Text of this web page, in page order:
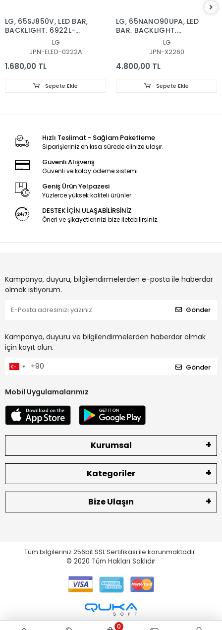
LG, 65SJ850V, LED BAR,
BACKLIGHT, 6922L-
0222A, 6916L2879A,
6916L2873A, 65'' V17
AS1 2879, 2873
LG
JPN-ELED-0222A
1.680,00 TL
Sepete Ekle
LG, 65NANO90UPA, LED
BAR, BACKLIGHT,
LG
JPN-X2260
4.800,00 TL
Sepete Ekle
Hızlı Teslimat - Sağlam Paketleme
Siparişleriniz en kısa sürede elinize ulaşır.
Güvenli Alışveriş
Güvenli ve kolay ödeme sistemi
Geniş Ürün Yelpazesi
Yüzlerce yüksek kaliteli ürünler
DESTEK İÇİN ULAŞABİLİRSİNİZ
Öneri ve şikayetlerinizi bize iletebilirsiniz.
Kampanya, duyuru, bilgilendirmelerden e-posta ile haberdar
olmak istiyorum.
Gönder
Kampanya, duyuru ve bilgilendirmelerden haberdar olmak
için kayıt olun.
Gönder
Mobil Uygulamalarımız
Kurumsal
Kategoriler
Bize Ulaşın
Tüm bilgileriniz 256bit SSL Sertifikası ile korunmaktadır.
© 2020 Tüm Hakları Saklıdır
0